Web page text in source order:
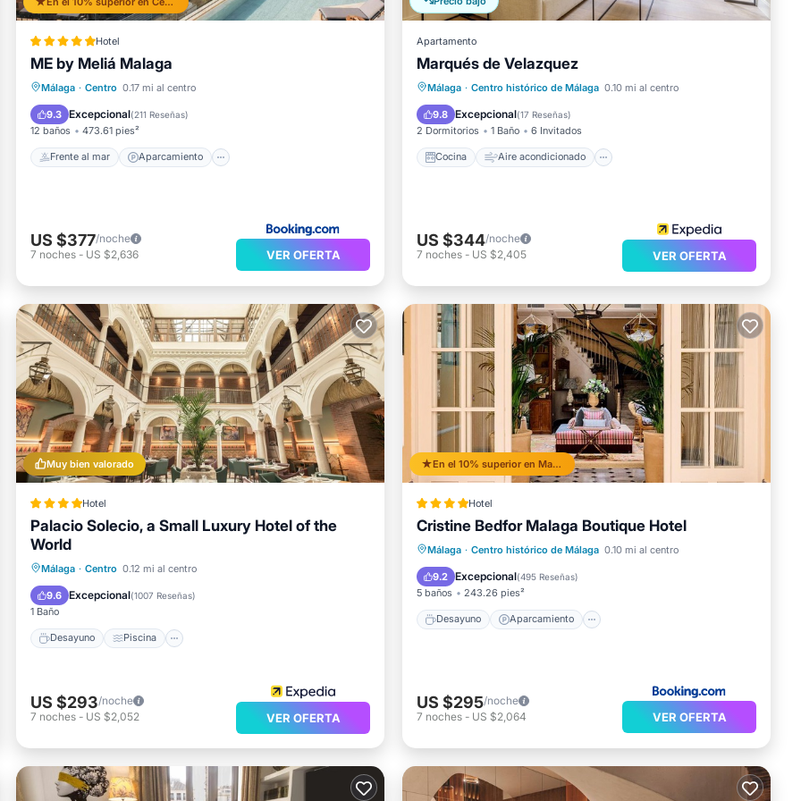
Hotel
ME by Meliá Malaga
Málaga · Centro 0.17 mi al centro
9.3 Excepcional(211 Reseñas)
12 baños 473.61 pies²
Frente al mar Aparcamiento
Frente al mar Aparcamiento
Vista al mar
US $377/noche
7 noches - US $2,636 VER OFERTA
Apartamento
Marqués de Velazquez
Málaga · Centro histórico de Málaga 0.10 mi al centro
9.8 Excepcional(17 Reseñas)
2 Dormitorios 1 Baño 6 Invitados
Cocina Aire acondicionado
Cocina Aire acondicionado
Internet
Se admiten mascotas
US $344/noche
7 noches - US $2,405 VER OFERTA
Muy bien valorado
Hotel
Palacio Solecio, a Small Luxury Hotel of the
World
Málaga · Centro 0.12 mi al centro
9.6 Excepcional(1007 Reseñas)
1 Baño
Desayuno Piscina
Desayuno Piscina
Cocina
US $293/noche
7 noches - US $2,052 VER OFERTA
En el 10% superior en Malaga Historic Centre
Hotel
Cristine Bedfor Malaga Boutique Hotel
Málaga · Centro histórico de Málaga 0.10 mi al centro
9.2 Excepcional(495 Reseñas)
5 baños 243.26 pies²
Desayuno Aparcamiento
Desayuno
Aparcamiento
Balcón/Terraza
US $295/noche
7 noches - US $2,064 VER OFERTA